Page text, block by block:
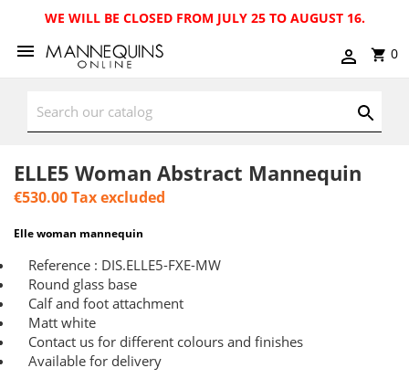
WE WILL BE CLOSED FROM JULY 25 TO AUGUST 16.
0
ELLE5 Woman Abstract Mannequin
€530.00Tax excluded
Elle woman mannequin
Reference : DIS.ELLE5-FXE-MW
Round glass base
Calf and foot attachment
Matt white
Contact us for different colours and finishes
Available for delivery